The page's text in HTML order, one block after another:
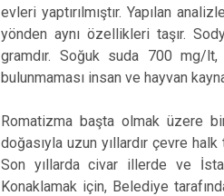
evleri yaptırılmıştır. Yapılan
yönden aynı özellikleri taşır.
gramdır. Soğuk suda 700 mg/
bulunmaması insan ve hayvan
Romatizma başta olmak üzere
doğasıyla uzun yıllardır çevre halk
Son yıllarda civar illerde ve
Konaklamak için, Belediye